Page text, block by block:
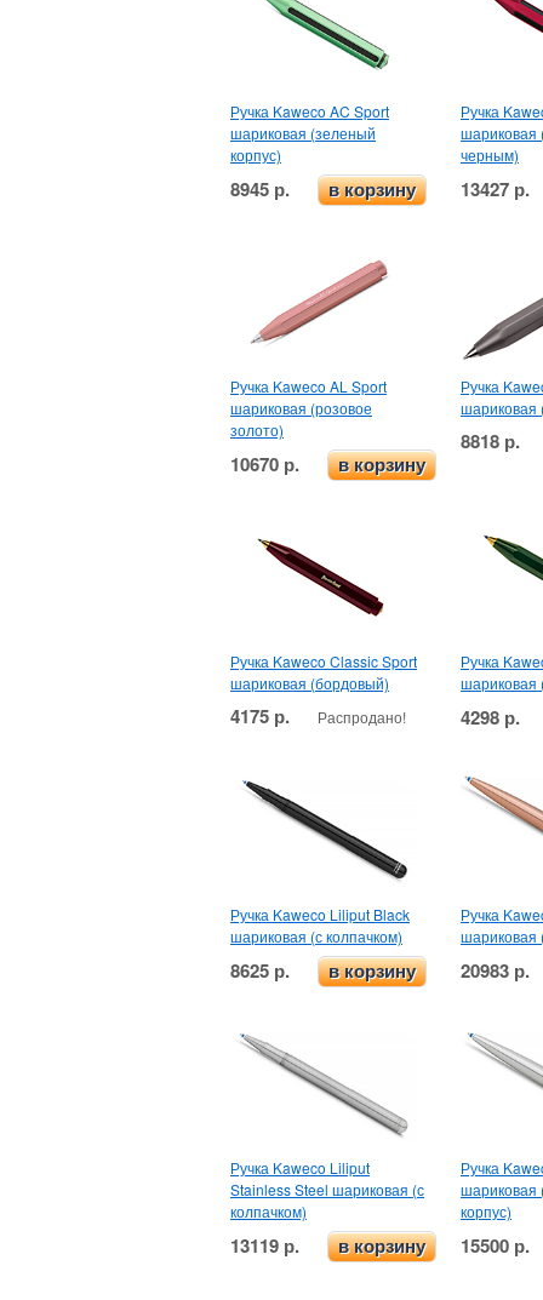
Ручка Kaweco AC Sport
шариковая (зеленый
корпус)
8945 р. в корзину
Ручка
шариковая
черным)
13427 р.
Ручка Kaweco AL Sport
шариковая (розовое
золото)
10670 р. в корзину
Ручка
шариковая
8818 р.
Ручка Kaweco Classic Sport
шариковая (бордовый)
4175 р. Распродано!
Ручка
шариковая
4298 р.
Ручка Kaweco Liliput Black
шариковая (с колпачком)
8625 р. в корзину
Ручка
шариковая
20983 р.
Ручка Kaweco Liliput
Stainless Steel шариковая (с
колпачком)
13119 р. в корзину
Ручка
шариковая
корпус)
15500 р.